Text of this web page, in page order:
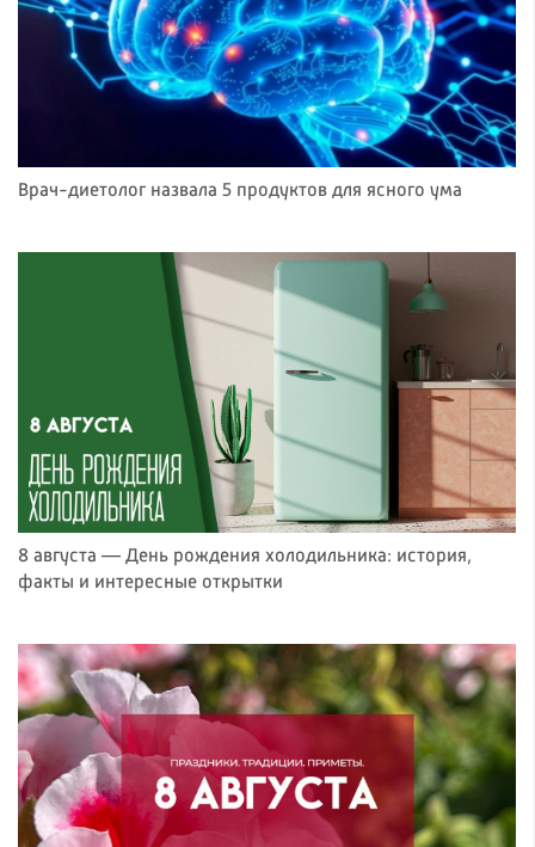
Врач-диетолог назвала 5 продуктов для ясного ума
8 августа — День рождения холодильника: история,
факты и интересные открытки